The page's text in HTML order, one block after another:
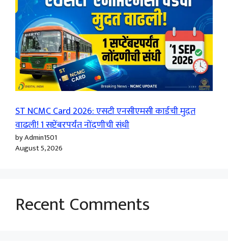
ST NCMC Card 2026: एसटी एनसीएमसी कार्डची मुदत
वाढली! 1 सप्टेंबरपर्यंत नोंदणीची संधी
by Admin1501
August 5, 2026
Recent Comments